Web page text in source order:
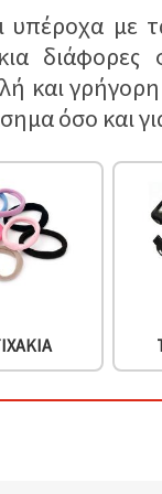
υπέροχα με
διάφορες
και
όσο και